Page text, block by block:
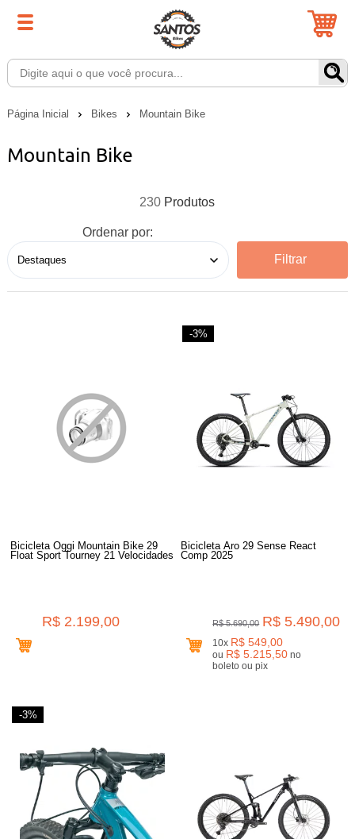
Página Inicial Bikes Mountain Bike
Mountain Bike
230
Ordenar por:
Filtrar
Bicicleta Oggi Mountain Bike 29
Float Sport Tourney 21 Velocidades
R$ 2.199,00
-3%
Bicicleta Aro 29 Sense React
Comp 2025
R$ 5.690,00 R$ 5.490,00
10x R$ 549,00
ou R$ 5.215,50 no
boleto ou pix
-3%